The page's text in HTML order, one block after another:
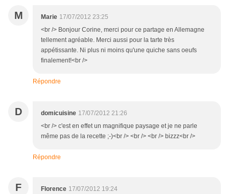
M Marie 17/07/2012 23:25
<br /> Bonjour Corine, merci pour ce partage en Allemagne
tellement agréable. Merci aussi pour la tarte très
appétissante. Ni plus ni moins qu'une quiche sans oeufs
finalement!<br />
Répondre
D domicuisine 17/07/2012 21:26
<br /> c'est en effet un magnifique paysage et je ne parle
même pas de la recette ;-)<br /> <br /> <br /> bizzz<br />
Répondre
F Florence 17/07/2012 19:24